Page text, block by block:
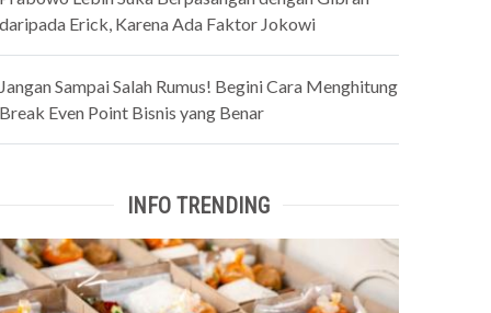
Erick, Karena Ada Faktor Jokowi
Sampai Salah Rumus! Begini Cara Menghitung
Even Point Bisnis yang Benar
INFO TRENDING